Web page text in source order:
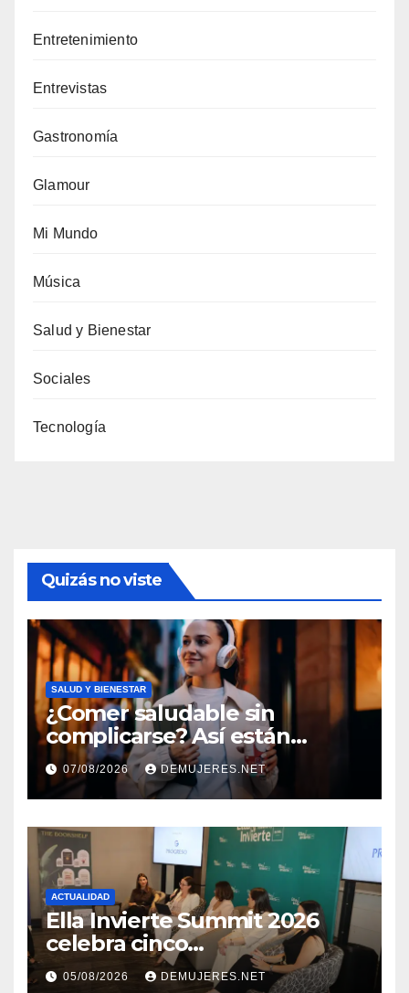
Entretenimiento
Entrevistas
Gastronomía
Glamour
Mi Mundo
Música
Salud y Bienestar
Sociales
Tecnología
Quizás no viste
SALUD Y BIENESTAR
¿Comer saludable sin
complicarse? Así están
cambiando sus hábitos las
nuevas generaciones
07/08/2026 DEMUJERES.NET
ACTUALIDAD
Ella Invierte Summit 2026
celebra cinco
añosimpulsando a las
05/08/2026 DEMUJERES.NET